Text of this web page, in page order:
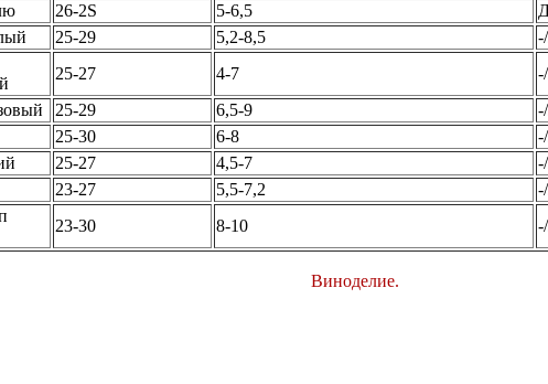
26-2S 5-6,5
25-29 5,2-8,5
25-27 4-7
25-29 6,5-9
25-30 6-8
25-27 4,5-7
23-27 5,5-7,2
23-30 8-10
Виноделие.